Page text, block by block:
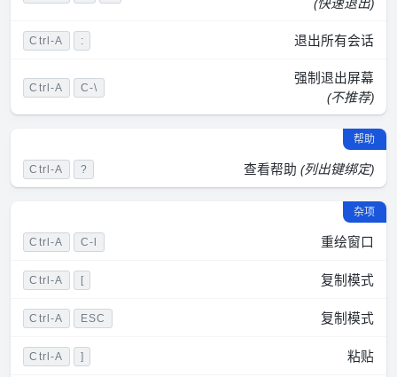
Ctrl-A : 退出所有会话
Ctrl-A C-\
强制退出屏幕
(不推荐)
帮助
Ctrl-A ? 查看帮助 (列出键绑定)
杂项
Ctrl-A C-l 重绘窗口
Ctrl-A [ 复制模式
Ctrl-A ESC 复制模式
Ctrl-A ] 粘贴